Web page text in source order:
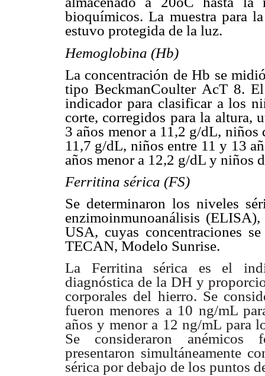
bioquímicos. La muestra para
estuvo protegida de la luz.
Hemoglobina (Hb)
La concentración de Hb se
tipo BeckmanCoulter AcT 8.
indicador para clasificar a los
corte, corregidos para la altura,
3 años menor a 11,2 g/dL, niños
11,7 g/dL, niños entre 11 y 13
años menor a 12,2 g/dL y niños
Ferritina sérica (FS)
Se determinaron los niveles
enzimoinmunoanálisis
USA, cuyas concentraciones
TECAN, Modelo Sunrise.
La Ferritina sérica es el
diagnóstica de la DH y
corporales del hierro. Se
fueron menores a 10 ng/mL
años y menor a 12 ng/mL para
Se consideraron anémicos
presentaron simultáneamente
sérica por debajo de los puntos